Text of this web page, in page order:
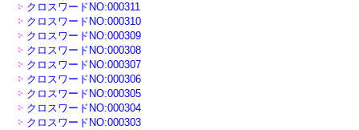
クロスワードNO:000311
クロスワードNO:000310
クロスワードNO:000309
クロスワードNO:000308
クロスワードNO:000307
クロスワードNO:000306
クロスワードNO:000305
クロスワードNO:000304
クロスワードNO:000303